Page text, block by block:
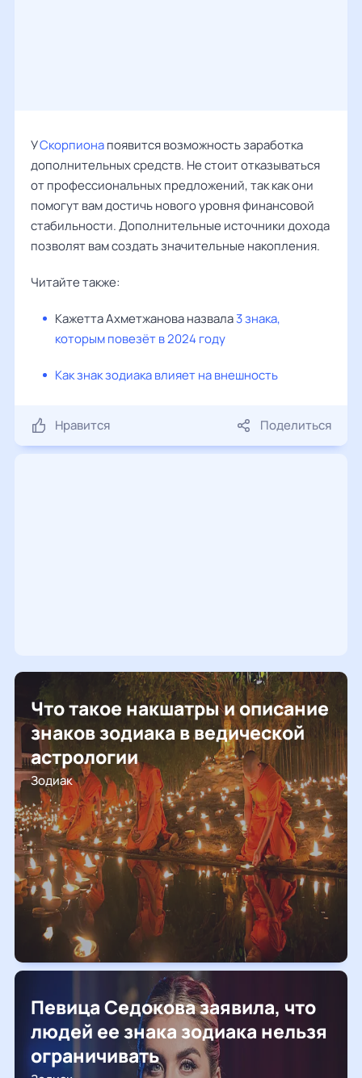
УСкорпионапоявится возможность заработка
дополнительных средств. Не стоит отказываться
от профессиональных предложений, так как они
помогут вам достичь нового уровня финансовой
стабильности. Дополнительные источники дохода
позволят вам создать значительные накопления.
Читайте также:
Кажетта Ахметжанова назвала3 знака,
которым повезёт в 2024 году
Как знак зодиака влияет на внешность
Нравится Поделиться
Что такое накшатры и описание
знаков зодиака в ведической
астрологии
Зодиак
Певица Седокова заявила, что
людей ее знака зодиака нельзя
ограничивать